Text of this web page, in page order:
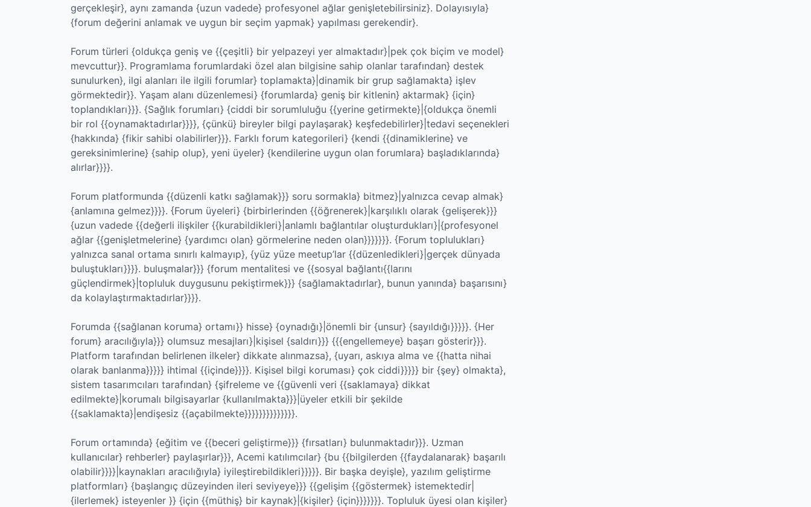
gerçekleşir}, aynı zamanda {uzun vadede} profesyonel ağlar genişletebilirsiniz}. Dolayısıyla}
{forum değerini anlamak ve uygun bir seçim yapmak} yapılması gerekendir}.
Forum türleri {oldukça geniş ve {{çeşitli} bir yelpazeyi yer almaktadır}|pek çok biçim ve model}
mevcuttur}}. Programlama forumlardaki özel alan bilgisine sahip olanlar tarafından} destek
sunulurken}, ilgi alanları ile ilgili forumlar} toplamakta}|dinamik bir grup sağlamakta} işlev
görmektedir}}. Yaşam alanı düzenlemesi} {forumlarda} geniş bir kitlenin} aktarmak} {için}
toplandıkları}}}. {Sağlık forumları} {ciddi bir sorumluluğu {{yerine getirmekte}|{oldukça önemli
bir rol {{oynamaktadırlar}}}}, {çünkü} bireyler bilgi paylaşarak} keşfedebilirler}|tedavi seçenekleri
{hakkında} {fikir sahibi olabilirler}}}. Farklı forum kategorileri} {kendi {{dinamiklerine} ve
gereksinimlerine} {sahip olup}, yeni üyeler} {kendilerine uygun olan forumlara} başladıklarında}
alırlar}}}}.
Forum platformunda {{düzenli katkı sağlamak}}} soru sormakla} bitmez}|yalnızca cevap almak}
{anlamına gelmez}}}}. {Forum üyeleri} {birbirlerinden {{öğrenerek}|karşılıklı olarak {gelişerek}}}
{uzun vadede {{değerli ilişkiler {{kurabildikleri}|anlamlı bağlantılar oluşturdukları}|{profesyonel
ağlar {{genişletmelerine} {yardımcı olan} görmelerine neden olan}}}}}}}. {Forum toplulukları}
yalnızca sanal ortama sınırlı kalmayıp}, {yüz yüze meetup’lar {{düzenledikleri}|gerçek dünyada
buluştukları}}}}. buluşmalar}}} {forum mentalitesi ve {{sosyal bağlantı{{larını
güçlendirmek}|topluluk duygusunu pekiştirmek}}} {sağlamaktadırlar}, bunun yanında} başarısını}
da kolaylaştırmaktadırlar}}}}.
Forumda {{sağlanan koruma} ortamı}} hisse} {oynadığı}|önemli bir {unsur} {sayıldığı}}}}}. {Her
forum} aracılığıyla}}} olumsuz mesajları}|kişisel {saldırı}}} {{{engellemeye} başarı gösterir}}}.
Platform tarafından belirlenen ilkeler} dikkate alınmazsa}, {uyarı, askıya alma ve {{hatta nihai
olarak banlanma}}}}} ihtimal {{içinde}}}}. Kişisel bilgi koruması} çok ciddi}}}}} bir {şey} olmakta},
sistem tasarımcıları tarafından} {şifreleme ve {{güvenli veri {{saklamaya} dikkat
edilmekte}|korumalı bilgisayarlar {kullanılmakta}}}|üyeler etkili bir şekilde
{{saklamakta}|endişesiz {{açabilmekte}}}}}}}}}}}}}}.
Forum ortamında} {eğitim ve {{beceri geliştirme}}} {fırsatları} bulunmaktadır}}}. Uzman
kullanıcılar} rehberler} paylaşırlar}}}, Acemi katılımcılar} {bu {{bilgilerden {{faydalanarak} başarılı
olabilir}}}}|kaynakları aracılığıyla} iyileştirebildikleri}}}}}. Bir başka deyişle}, yazılım geliştirme
platformları} {başlangıç düzeyinden ileri seviyeye}}} {{gelişim {{göstermek} istemektedir|
{ilerlemek} isteyenler }} {için {{müthiş} bir kaynak}|{kişiler} {için}}}}}}}. Topluluk üyesi olan kişiler}